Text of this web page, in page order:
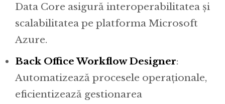
Data Core asigură interoperabilitatea și
scalabilitatea pe platforma Microsoft
Azure.
Back Office Workflow Designer:
Automatizează procesele operaționale,
eficientizează gestionarea